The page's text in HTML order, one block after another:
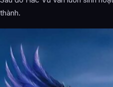
thành.